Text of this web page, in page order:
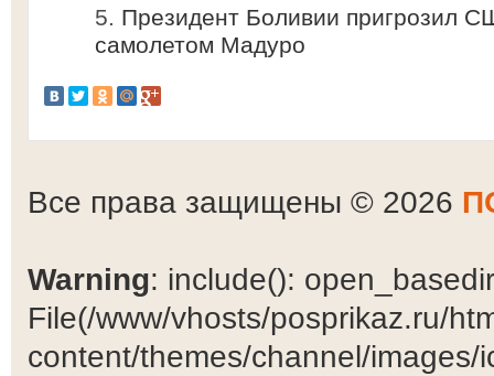
Президент Боливии пригрозил
самолетом Мадуро
Все права защищены © 2026
Warning: include():
File(/www/vhosts/posprikaz.ru/
content/themes/channel/